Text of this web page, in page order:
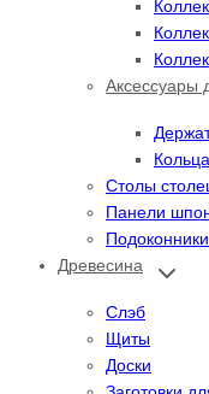
Аксессуары
Кольца
Столы
Панели
Древесина
дочернее
Слэб
Щиты
Доски